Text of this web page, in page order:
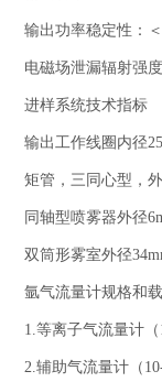
输出功率稳定性：
电磁场泄漏辐射强
进样系统技术指标
输出工作线圈内径
矩管，三同心型，
同轴型喷雾器外径
双筒形雾室外径
氩气流量计规格和
1.等离子气流量计
2.辅助气流量计（